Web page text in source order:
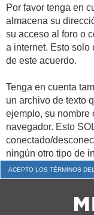
Por favor tenga en
almacena su
su acceso al foro o
a internet. Esto solo
de este acuerdo.
Tenga en cuenta
un archivo de texto
ejemplo, su nombre
navegador. Esto
conectado/
ningún otro tipo de